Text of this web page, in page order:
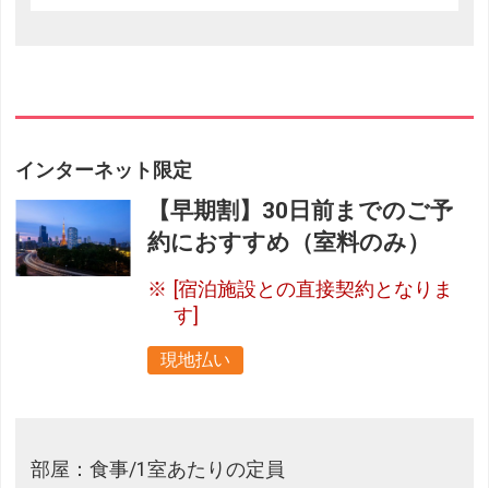
インターネット限定
【早期割】30日前までのご予
約におすすめ（室料のみ）
[宿泊施設との直接契約となりま
す]
現地払い
部屋：食事/1室あたりの定員